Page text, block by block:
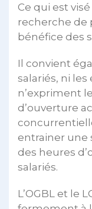
Ce qui est
recherche de
bénéfice des
Il convient
salariés, ni
n’expriment
d’ouverture
entrainer une
des heures
salariés.
L’OGBL et le